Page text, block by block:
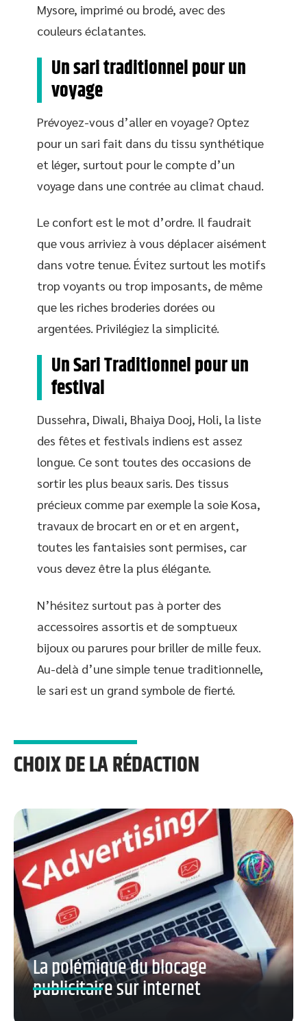
Mysore, imprimé ou brodé, avec des
couleurs éclatantes.
Un sari traditionnel pour un
voyage
Prévoyez-vous d’aller en voyage? Optez
pour un sari fait dans du tissu synthétique
et léger, surtout pour le compte d’un
voyage dans une contrée au climat chaud.
Le confort est le mot d’ordre. Il faudrait
que vous arriviez à vous déplacer aisément
dans votre tenue. Évitez surtout les motifs
trop voyants ou trop imposants, de même
que les riches broderies dorées ou
argentées. Privilégiez la simplicité.
Un Sari Traditionnel pour un
festival
Dussehra, Diwali, Bhaiya Dooj, Holi, la liste
des fêtes et festivals indiens est assez
longue. Ce sont toutes des occasions de
sortir les plus beaux saris. Des tissus
précieux comme par exemple la soie Kosa,
travaux de brocart en or et en argent,
toutes les fantaisies sont permises, car
vous devez être la plus élégante.
N’hésitez surtout pas à porter des
accessoires assortis et de somptueux
bijoux ou parures pour briller de mille feux.
Au-delà d’une simple tenue traditionnelle,
le sari est un grand symbole de fierté.
CHOIX DE LA RÉDACTION
La polémique du blocage
publicitaire sur internet